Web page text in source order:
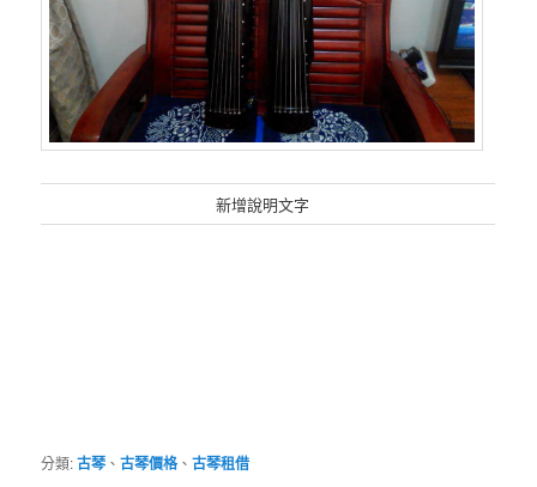
新增說明文字
分類:古琴 、古琴價格、古琴租借